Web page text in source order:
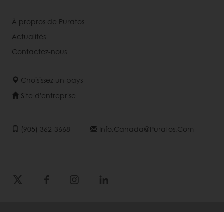
À propros de Puratos
Actualités
Contactez-nous
Choisissez un pays
Site d'entreprise
(905) 362-3668 Info.canada@puratos.com